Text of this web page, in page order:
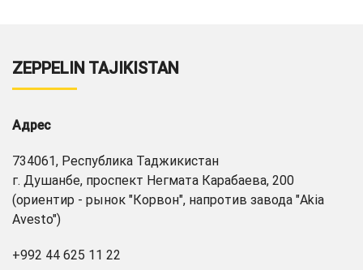
ZEPPELIN TAJIKISTAN
Адрес
734061, Республика Таджикистан
г. Душанбе, проспект Негмата Карабаева, 200
(ориентир - рынок "Корвон", напротив завода "Akia
Avesto")
+992 44 625 11 22